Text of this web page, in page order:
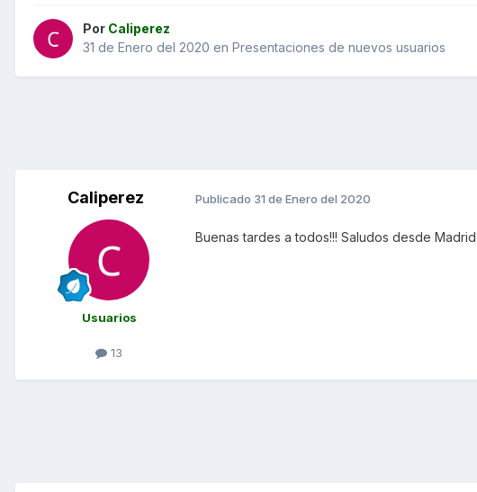
Por Caliperez
31 de Enero del 2020 en Presentaciones de nuevos usuarios
Caliperez
Usuarios
13
Publicado 31 de Enero del 2020
Buenas tardes a todos!!! Saludos desde Madrid